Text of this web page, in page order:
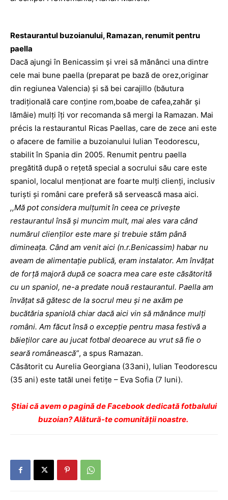
Restaurantul buzoianului, Ramazan, renumit pentru
paella
Dacă ajungi în Benicassim şi vrei să mănânci una dintre
cele mai bune paella (preparat pe bază de orez,originar
din regiunea Valencia) şi să bei carajillo (băutura
tradiţională care conţine rom,boabe de cafea,zahăr şi
lămâie) mulţi îţi vor recomanda să mergi la Ramazan. Mai
précis la restaurantul Ricas Paellas, care de zece ani este
o afacere de familie a buzoianului Iulian Teodorescu,
stabilit în Spania din 2005. Renumit pentru paella
pregătită după o reţetă special a socrului său care este
spaniol, localul menţionat are foarte mulţi clienţi, inclusiv
turişti şi români care preferă să servească masa aici.
,,Mă pot considera mulţumit în ceea ce priveşte
restaurantul însă şi muncim mult, mai ales vara când
numărul clienţilor este mare şi trebuie stăm până
dimineaţa. Când am venit aici (n.r.Benicassim) habar nu
aveam de alimentaţie publică, eram instalator. Am învăţat
de forţă majoră după ce soacra mea care este căsătorită
cu un spaniol, ne-a predate nouă restaurantul. Paella am
învăţat să gătesc de la socrul meu şi ne axăm pe
bucătăria spaniolă chiar dacă aici vin să mănânce mulţi
români. Am făcut însă o excepţie pentru masa festivă a
băieţilor care au jucat fotbal deoarece au vrut să fie o
seară românească”, a spus Ramazan.
Căsătorit cu Aurelia Georgiana (33ani), Iulian Teodorescu
(35 ani) este tatăl unei fetiţe – Eva Sofia (7 luni).
Ştiai că avem o pagină de Facebook dedicată fotbalului
buzoian? Alătură-te comunității noastre.